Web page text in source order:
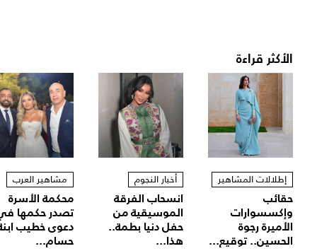
الأكثر قراءة
إطلالات المشاهير
حقائب
وإكسسوارات
الأميرة رجوة
الحسين.. توقيع...
أخبار النجوم
انسحاب الفرقة
الموسيقية من
حفل دنيا بطمة..
هذا...
مشاهير العرب
محكمة الأسرة
تصدر حكمها
دعوى خطيب
حسام...